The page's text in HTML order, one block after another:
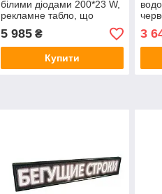
білими діодами 200*23 W,
рекламне табло, що
біжить, водонепроникний
рядок від 220v
5 985₴
Купити
220v
3